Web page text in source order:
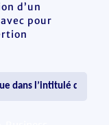
d’un
pour